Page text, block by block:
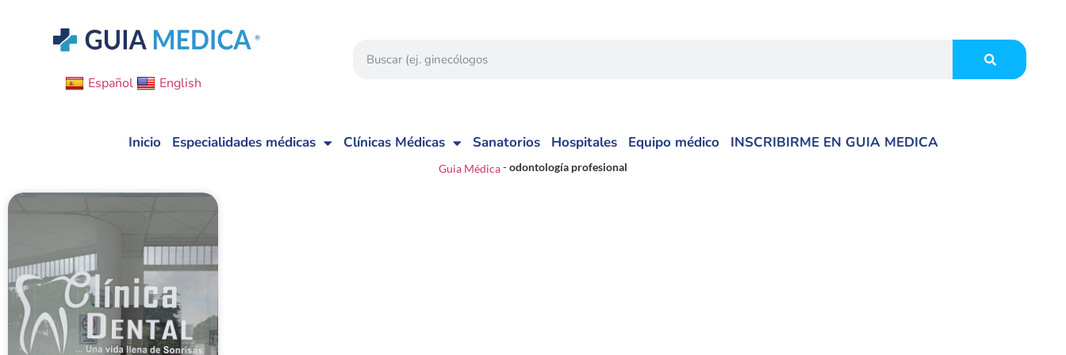
Español English
Inicio Especialidades médicas Clínicas Médicas Sanatorios Hospitales Equipo médico INSCRIBIRME EN GUIA MEDICA
Guia Médica-odontología profesional